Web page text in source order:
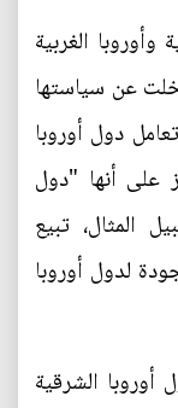
الغربية
عن سياستها
دول أوروبا
على أنها "دول
المثال، تبيع
لدول أوروبا
الشرقية